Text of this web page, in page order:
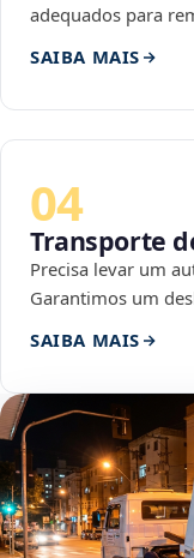
adequados para
SAIBA MAIS
04
Transporte
Precisa levar um
Garantimos um
SAIBA MAIS